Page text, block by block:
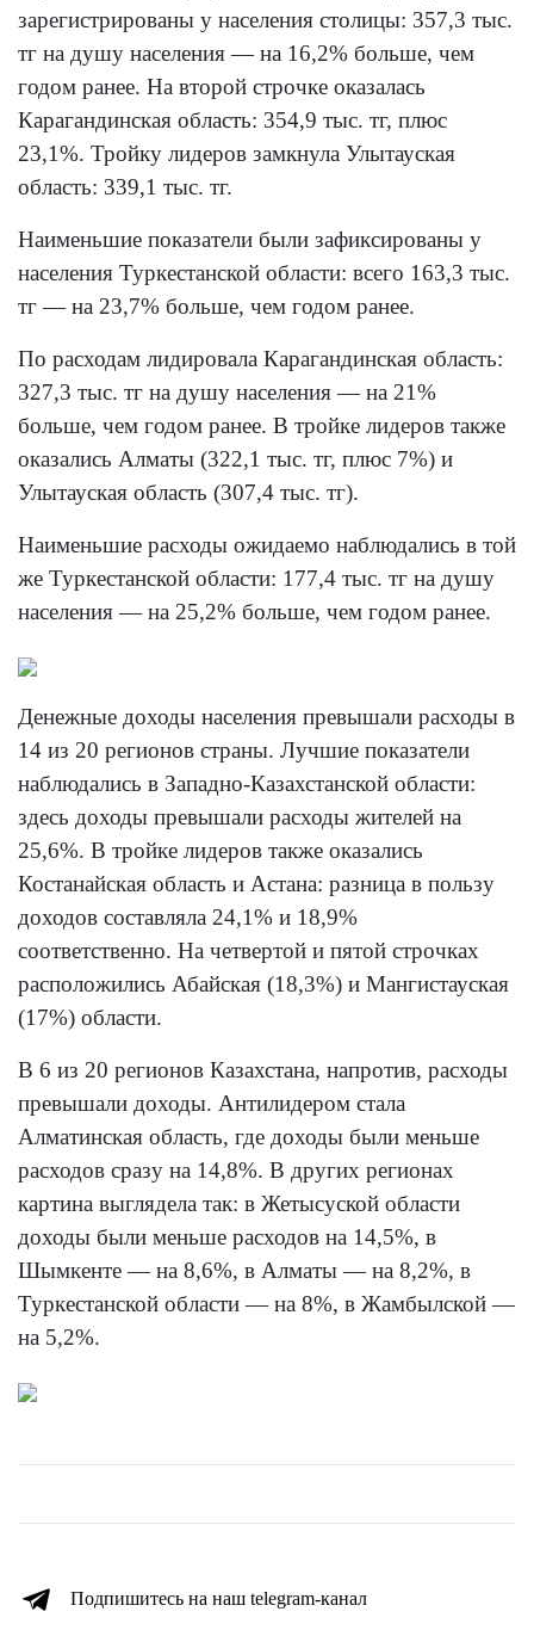
зарегистрированы у населения столицы: 357,3 тыс.
тг на душу населения — на 16,2% больше, чем
годом ранее. На второй строчке оказалась
Карагандинская область: 354,9 тыс. тг, плюс
23,1%. Тройку лидеров замкнула Улытауская
область: 339,1 тыс. тг.
Наименьшие показатели были зафиксированы у
населения Туркестанской области: всего 163,3 тыс.
тг — на 23,7% больше, чем годом ранее.
По расходам лидировала Карагандинская область:
327,3 тыс. тг на душу населения — на 21%
больше, чем годом ранее. В тройке лидеров также
оказались Алматы (322,1 тыс. тг, плюс 7%) и
Улытауская область (307,4 тыс. тг).
Наименьшие расходы ожидаемо наблюдались в той
же Туркестанской области: 177,4 тыс. тг на душу
населения — на 25,2% больше, чем годом ранее.
Денежные доходы населения превышали расходы в
14 из 20 регионов страны. Лучшие показатели
наблюдались в Западно-Казахстанской области:
здесь доходы превышали расходы жителей на
25,6%. В тройке лидеров также оказались
Костанайская область и Астана: разница в пользу
доходов составляла 24,1% и 18,9%
соответственно. На четвертой и пятой строчках
расположились Абайская (18,3%) и Мангистауская
(17%) области.
В 6 из 20 регионов Казахстана, напротив, расходы
превышали доходы. Антилидером стала
Алматинская область, где доходы были меньше
расходов сразу на 14,8%. В других регионах
картина выглядела так: в Жетысуской области
доходы были меньше расходов на 14,5%, в
Шымкенте — на 8,6%, в Алматы — на 8,2%, в
Туркестанской области — на 8%, в Жамбылской —
на 5,2%.
Подпишитесь на наш telegram-канал